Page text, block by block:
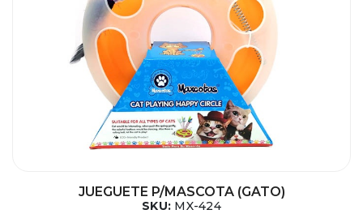
JUEGUETE P/MASCOTA (GATO)
SKU: MX-424